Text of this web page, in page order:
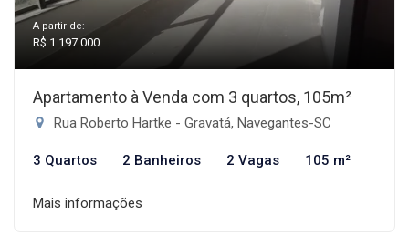
A partir de:
R$ 1.197.000
Apartamento à Venda com 3 quartos, 105m²
Rua Roberto Hartke - Gravatá, Navegantes-SC
3 Quartos 2 Banheiros 2 Vagas 105 m²
Mais informações